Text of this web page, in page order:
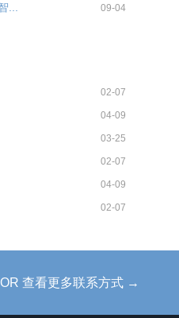
... 09-04
02-07
04-09
03-25
02-07
04-09
02-07
查看更多联系方式 →